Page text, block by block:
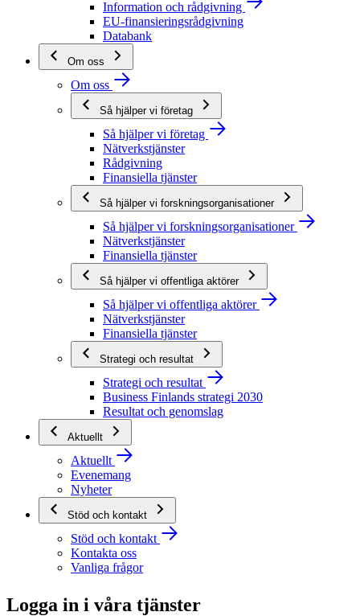
Information och rådgivning
EU-finansieringsrådgivning
Databank
Om oss
Om oss
Så hjälper vi företag
Så hjälper vi företag
Nätverkstjänster
Rådgivning
Finansiella tjänster
Så hjälper vi forskningsorganisationer
Så hjälper vi forskningsorganisationer
Nätverkstjänster
Finansiella tjänster
Så hjälper vi offentliga aktörer
Så hjälper vi offentliga aktörer
Nätverkstjänster
Finansiella tjänster
Strategi och resultat
Strategi och resultat
Business Finlands strategi 2030
Resultat och genomslag
Aktuellt
Aktuellt
Evenemang
Nyheter
Stöd och kontakt
Stöd och kontakt
Kontakta oss
Vanliga frågor
Logga in i våra tjänster